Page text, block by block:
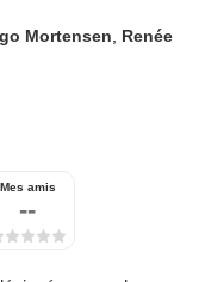
Mortensen, Renée
Mes amis
--